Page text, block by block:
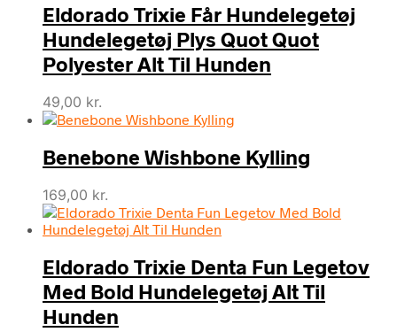
Eldorado Trixie Får Hundelegetøj
Hundelegetøj Plys Quot Quot
Polyester Alt Til Hunden
49,00 kr.
Benebone Wishbone Kylling
169,00 kr.
Eldorado Trixie Denta Fun Legetov
Med Bold Hundelegetøj Alt Til
Hunden